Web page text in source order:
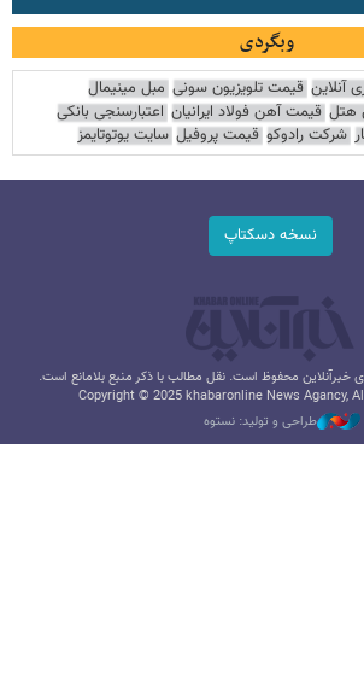
وبگردی
آنلاین قیمت تلویزیون سونی مبل مینیمال
هتل قیمت آهن فولاد ایرانیان اعتبارسنجی بانکی
شرکت رادوکو قیمت پروفیل سایت یوتوتایمز
نسخه دسکتاپ
خبرآنلاین محفوظ است. نقل مطالب با ذکر منبع بلامانع است.
Copyright © 2025 khabaronline News Agancy,
طراحی و تولید: نستوه